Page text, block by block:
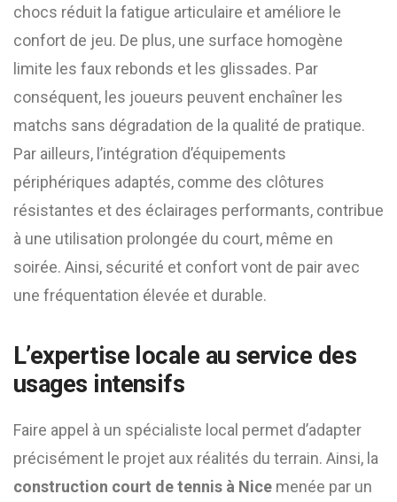
chocs réduit la fatigue articulaire et améliore le
confort de jeu. De plus, une surface homogène
limite les faux rebonds et les glissades. Par
conséquent, les joueurs peuvent enchaîner les
matchs sans dégradation de la qualité de pratique.
Par ailleurs, l’intégration d’équipements
périphériques adaptés, comme des clôtures
résistantes et des éclairages performants, contribue
à une utilisation prolongée du court, même en
soirée. Ainsi, sécurité et confort vont de pair avec
une fréquentation élevée et durable.
L’expertise locale au service des
usages intensifs
Faire appel à un spécialiste local permet d’adapter
précisément le projet aux réalités du terrain. Ainsi, la
construction court de tennis à Nice menée par un